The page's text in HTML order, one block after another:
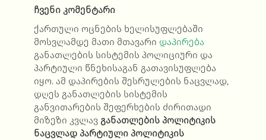
ჩვენი კომენტარი
ქართული ოცნების ხელისუფლებაში
მოსვლამდე მათი მთავარი დაპირება
განათლების სისტემის პოლიციური და
პარტიული წნეხისაგან გათავისუფლება
იყო. ამ დაპირების შესრულების ნაცვლად,
დღეს განათლების სისტემის
განვითარების შეფერხების ძირითადი
მიზეზი კვლავ განათლების პოლიტიკის
ნაცვლად პარტიული პოლიტიკის